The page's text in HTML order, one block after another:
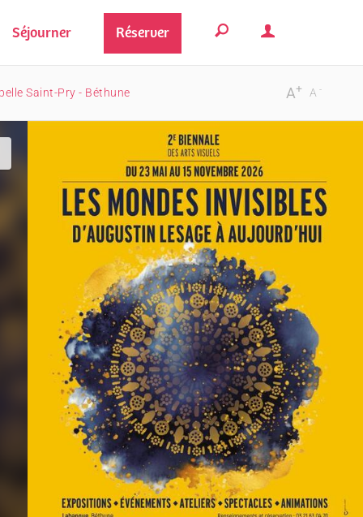
Séjourner Réserver
-
A
+
A
Saint-Pry - Béthune